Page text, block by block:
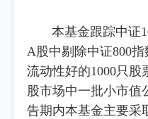
本基金跟踪中证
A股中剔除中证800
流动性好的1000只
股市场中一批小市值
告期内本基金主要采